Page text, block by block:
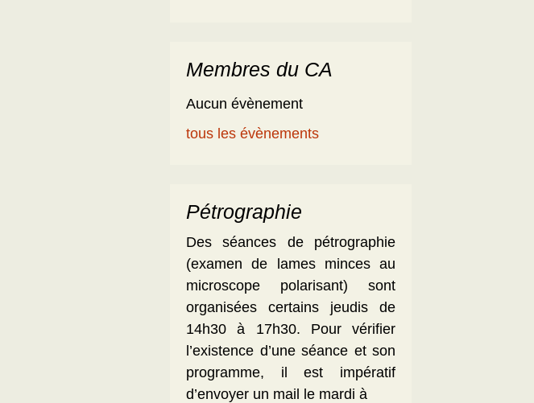
Membres du CA
Aucun évènement
tous les évènements
Pétrographie
Des séances de pétrographie
(examen de lames minces au
microscope polarisant) sont
organisées certains jeudis de
14h30 à 17h30. Pour vérifier
l’existence d’une séance et son
programme, il est impératif
d’envoyer un mail le mardi à